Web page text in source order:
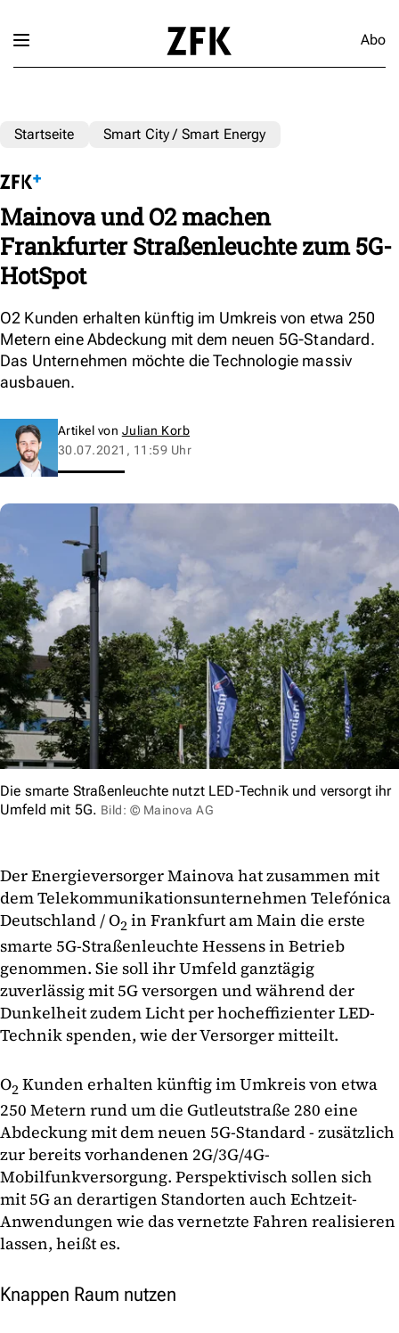
Abo
Startseite Smart City / Smart Energy
Mainova und O2 machen
Frankfurter Straßenleuchte zum 5G-
HotSpot
O2 Kunden erhalten künftig im Umkreis von etwa 250
Metern eine Abdeckung mit dem neuen 5G-Standard.
Das Unternehmen möchte die Technologie massiv
ausbauen.
Artikel von Julian Korb
30.07.2021, 11:59 Uhr
Die smarte Straßenleuchte nutzt LED-Technik und versorgt ihr
Umfeld mit 5G. Bild: © Mainova AG
Der Energieversorger Mainova hat zusammen mit
dem Telekommunikationsunternehmen Telefónica
Deutschland / O2in Frankfurt am Main die erste
smarte 5G-Straßenleuchte Hessens in Betrieb
genommen. Sie soll ihr Umfeld ganztägig
zuverlässig mit 5G versorgen und während der
Dunkelheit zudem Licht per hocheffizienter LED-
Technik spenden, wie der Versorger mitteilt.
O2Kunden erhalten künftig im Umkreis von etwa
250 Metern rund um die Gutleutstraße 280 eine
Abdeckung mit dem neuen 5G-Standard - zusätzlich
zur bereits vorhandenen 2G/3G/4G-
Mobilfunkversorgung. Perspektivisch sollen sich
mit 5G an derartigen Standorten auch Echtzeit-
Anwendungen wie das vernetzte Fahren realisieren
lassen, heißt es.
Knappen Raum nutzen